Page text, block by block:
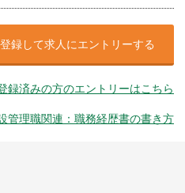
録して求人にエントリーする
録済みの方のエントリーはこちら
管理職関連：職務経歴書の書き方